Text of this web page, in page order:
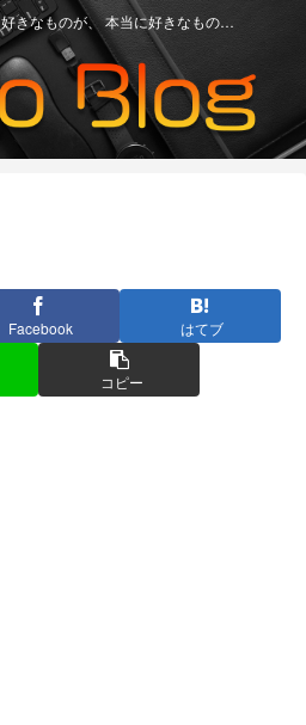
きなものが、 本当に好きなもの…
Facebook はてブ
コピー